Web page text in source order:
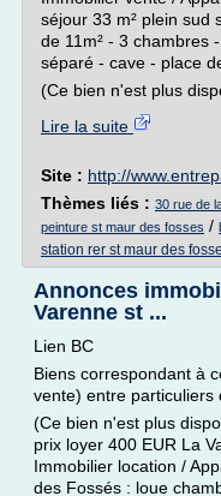
séjour 33 m² plein sud
de 11m² - 3 chambres
séparé - cave - place
(Ce bien n'est plus
Lire la suite
Site : http://
Thèmes liés : 30 rue de
peinture st maur des fosses /
station rer st maur des
Annonces
Varenne st ...
Lien BC
Biens correspondant à
vente) entre particuliers
(Ce bien n'est plus
prix loyer 400 EUR La
Immobilier location /
des Fossés : loue